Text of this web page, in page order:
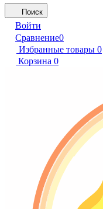
Поиск
Войти
Сравнение0
Избранные товары 0
Корзина 0